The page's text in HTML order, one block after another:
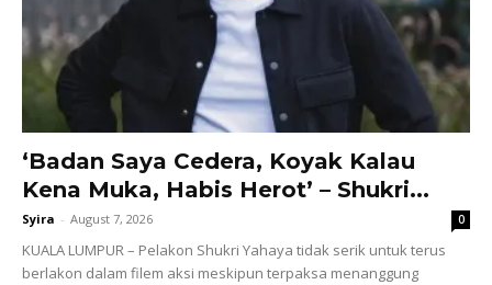
‘Badan Saya Cedera, Koyak Kalau
Kena Muka, Habis Herot’ – Shukri...
Syira - August 7, 2026 0
KUALA LUMPUR – Pelakon Shukri Yahaya tidak serik untuk terus
berlakon dalam filem aksi meskipun terpaksa menanggung